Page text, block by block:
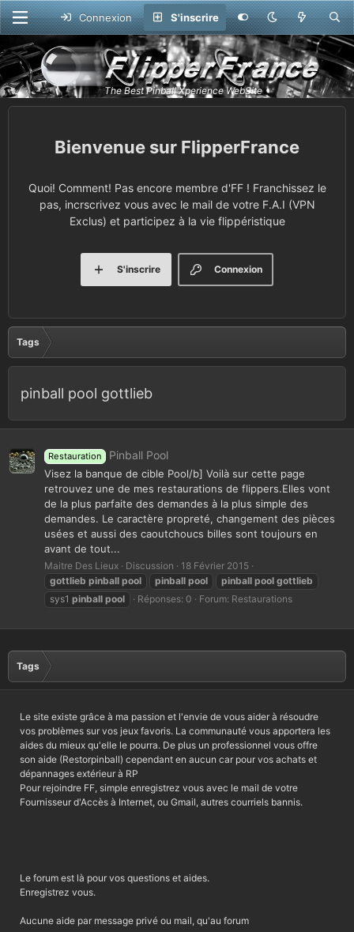
Connexion S'inscrire
FlipperFrance
Quoi! Comment! Pas encore membre d'FF ! Franchissez le
pas, incrscrivez vous avec le mail de votre F.A.I (VPN
Exclus) et participez à la vie flippéristique
Connexion
S'inscrire
Tags
pinball pool gottlieb
Restauration Pinball Pool
Visez la banque de cible Pool/b] Voilà sur cette page
retrouvez une de mes restaurations de flippers.Elles vont
de la plus parfaite des demandes à la plus simple des
demandes. Le caractère propreté, changement des pièces
usées et aussi des caoutchoucs billes sont toujours en
avant de tout...
Maitre Des Lieux Discussion
18 Février 2015
gottlieb pinball pool pinball pool pinball pool gottlieb
sys1 pinball pool Réponses: 0 Forum: Restaurations
Tags
Le site existe grâce à ma passion et l'envie de vous aider à résoudre
vos problèmes sur vos jeux favoris. La communauté vous apportera les
aides du mieux qu'elle le pourra. De plus un professionnel vous offre
son aide (Restorpinball) cependant en aucun car pour vos achats et
dépannages extérieur à RP
Pour rejoindre FF, simple enregistrez vous avec le mail de votre
Fournisseur d'Accès à Internet, ou Gmail, autres courriels bannis.
Le forum est là pour vos questions et aides.
Enregistrez vous.
Aucune aide par message privé ou mail, qu'au forum